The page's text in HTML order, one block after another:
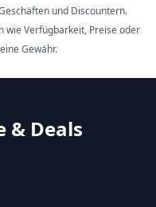
und Discountern.
wie Verfügbarkeit, Preise oder
Gewähr.
& Deals